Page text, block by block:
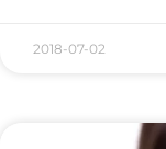
2018-07-02